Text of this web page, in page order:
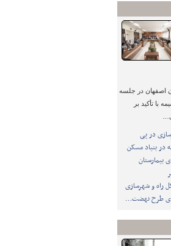
اصفهان در جلسه
با تأکید بر
در پی
در بنیاد مسکن
۷۷ درصدی بیمارستان
راه و شهرسازی
های طرح نهضت…